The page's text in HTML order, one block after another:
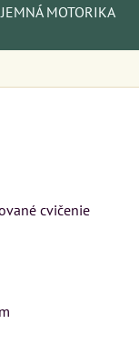
JEMNÁ MOTORIKA
cvičenie